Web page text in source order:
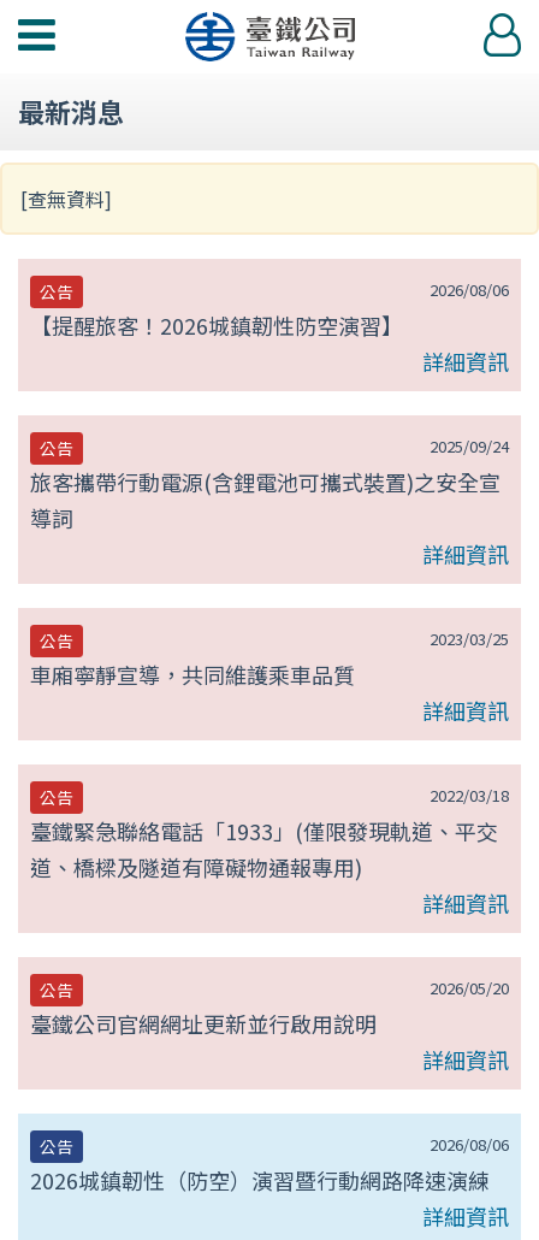
功
選
登
入
最新消息
[查無資料]
2026/08/06
公告
【提醒旅客！2026城鎮韌性防空演習】
詳細資訊
2025/09/24
公告
旅客攜帶行動電源(含鋰電池可攜式裝置)之安全宣
導詞
詳細資訊
2023/03/25
公告
車廂寧靜宣導，共同維護乘車品質
詳細資訊
2022/03/18
公告
臺鐵緊急聯絡電話「1933」(僅限發現軌道、平交
道、橋樑及隧道有障礙物通報專用)
詳細資訊
2026/05/20
公告
臺鐵公司官網網址更新並行啟用說明
詳細資訊
2026/08/06
公告
2026城鎮韌性（防空）演習暨行動網路降速演練
詳細資訊